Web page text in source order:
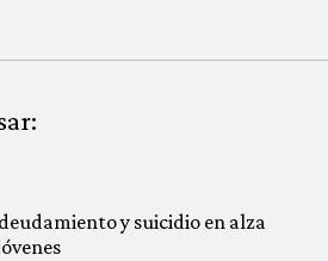
y suicidio en alza